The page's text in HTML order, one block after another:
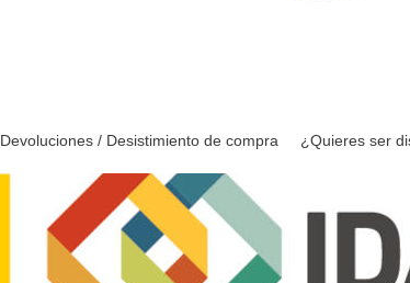
Devoluciones / Desistimiento de compra ¿Quieres ser